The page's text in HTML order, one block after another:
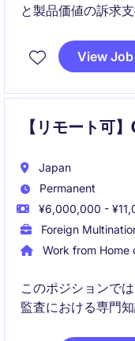
と製品価値の訴求
市場競争力の高い
View Job
【リモート可
Japan
Permanent
¥6,000,000 -
Foreign
Work from Home
このポジションで
監査における専門